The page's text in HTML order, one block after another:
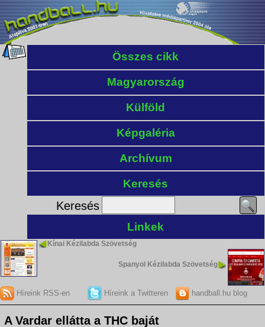
Összes cikk
Magyarország
Külföld
Képgaléria
Archívum
Keresés
Keresés
Linkek
Kínai Kézilabda Szövetség
Spanyol Kézilabda Szövetség
Híreink RSS-en Híreink a Twitteren handball.hu blog
A Vardar ellátta a THC baját